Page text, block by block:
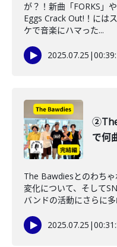
が？！新曲「FORKS」
Eggs Crack Out!！には
ケで音楽にハマった...
2025.07.25 |
で何
The Bawdiesとのわち
変化について、そして
バンドの活動にさらに
2025.07.25 |